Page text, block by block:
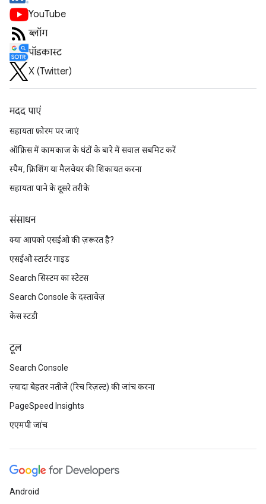
YouTube
ब्लॉग
पॉडकास्ट
X (Twitter)
मदद पाएं
सहायता फ़ोरम पर जाएं
ऑफ़िस में कामकाज के घंटों के बारे में सवाल सबमिट करें
स्पैम, फ़िशिंग या मैलवेयर की शिकायत करना
सहायता पाने के दूसरे तरीके
संसाधन
क्या आपको एसईओ की ज़रूरत है?
एसईओ स्टार्टर गाइड
Search सिस्टम का स्टेटस
Search Console के दस्तावेज़
केस स्टडी
टूल
Search Console
ज़्यादा बेहतर नतीजे (रिच रिज़ल्ट) की जांच करना
PageSpeed Insights
एएमपी जांच
Android